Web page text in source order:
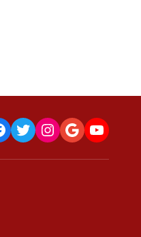
TwitterInstagram
Google